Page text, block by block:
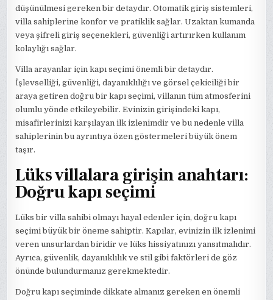
düşünülmesi gereken bir detaydır. Otomatik giriş sistemleri,
villa sahiplerine konfor ve pratiklik sağlar. Uzaktan kumanda
veya şifreli giriş seçenekleri, güvenliği artırırken kullanım
kolaylığı sağlar.
Villa arayanlar için kapı seçimi önemli bir detaydır.
İşlevselliği, güvenliği, dayanıklılığı ve görsel çekiciliği bir
araya getiren doğru bir kapı seçimi, villanın tüm atmosferini
olumlu yönde etkileyebilir. Evinizin girişindeki kapı,
misafirlerinizi karşılayan ilk izlenimdir ve bu nedenle villa
sahiplerinin bu ayrıntıya özen göstermeleri büyük önem
taşır.
Lüks villalara girişin anahtarı:
Doğru kapı seçimi
Lüks bir villa sahibi olmayı hayal edenler için, doğru kapı
seçimi büyük bir öneme sahiptir. Kapılar, evinizin ilk izlenimi
veren unsurlardan biridir ve lüks hissiyatınızı yansıtmalıdır.
Ayrıca, güvenlik, dayanıklılık ve stil gibi faktörleri de göz
önünde bulundurmanız gerekmektedir.
Doğru kapı seçiminde dikkate almanız gereken en önemli